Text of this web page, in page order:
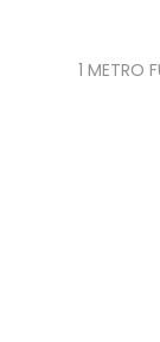
1 METRO